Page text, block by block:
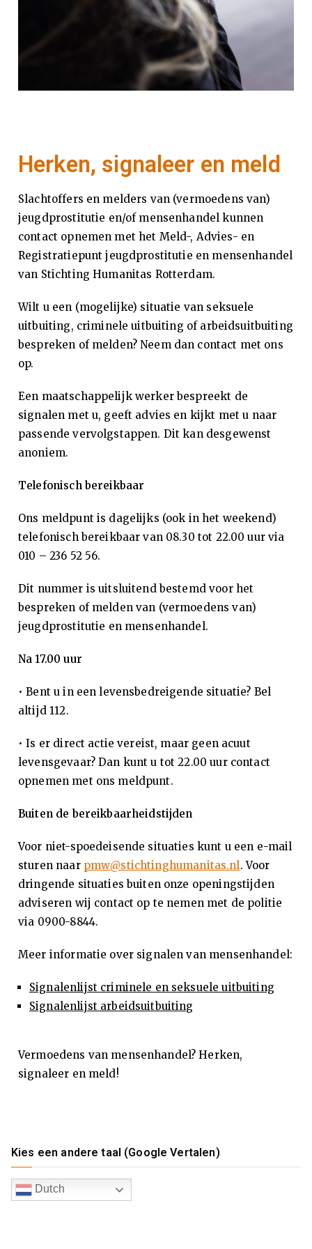
x
rti
ce
nt
ru
Se
ks
lit
ks
en
en
ha
nd
(E
SS
Herken, signaleer en meld
Slachtoffers en melders van (vermoedens van)
jeugdprostitutie en/of mensenhandel kunnen
contact opnemen met het Meld-, Advies- en
Registratiepunt jeugdprostitutie en mensenhandel
van Stichting Humanitas Rotterdam.
Wilt u een (mogelijke) situatie van seksuele
uitbuiting, criminele uitbuiting of arbeidsuitbuiting
bespreken of melden? Neem dan contact met ons
op.
Een maatschappelijk werker bespreekt de
signalen met u, geeft advies en kijkt met u naar
passende vervolgstappen. Dit kan desgewenst
anoniem.
Telefonisch bereikbaar
Ons meldpunt is dagelijks (ook in het weekend)
telefonisch bereikbaar van 08.30 tot 22.00 uur via
010 – 236 52 56.
Dit nummer is uitsluitend bestemd voor het
bespreken of melden van (vermoedens van)
jeugdprostitutie en mensenhandel.
Na 17.00 uur
• Bent u in een levensbedreigende situatie? Bel
altijd 112.
• Is er direct actie vereist, maar geen acuut
levensgevaar? Dan kunt u tot 22.00 uur contact
opnemen met ons meldpunt.
Buiten de bereikbaarheidstijden
Voor niet-spoedeisende situaties kunt u een e-mail
sturen naar pmw@stichtinghumanitas.nl. Voor
dringende situaties buiten onze openingstijden
adviseren wij contact op te nemen met de politie
via 0900-8844.
Meer informatie over signalen van mensenhandel:
Signalenlijst criminele en seksuele uitbuiting
Signalenlijst arbeidsuitbuiting
Vermoedens van mensenhandel? Herken,
signaleer en meld!
Kies een andere taal (Google Vertalen)
Dutch